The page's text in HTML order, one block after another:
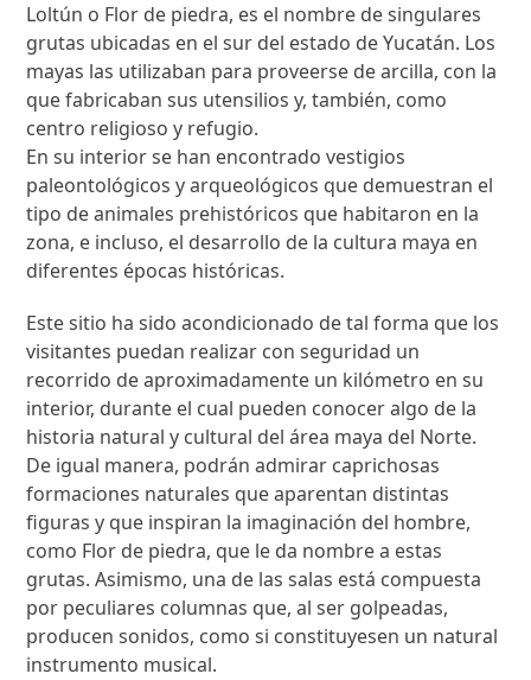
Loltún o Flor de piedra, es el nombre de singulares
grutas ubicadas en el sur del estado de Yucatán. Los
mayas las utilizaban para proveerse de arcilla, con la
que fabricaban sus utensilios y, también, como
centro religioso y refugio.
En su interior se han encontrado vestigios
paleontológicos y arqueológicos que demuestran el
tipo de animales prehistóricos que habitaron en la
zona, e incluso, el desarrollo de la cultura maya en
diferentes épocas históricas.
Este sitio ha sido acondicionado de tal forma que los
visitantes puedan realizar con seguridad un
recorrido de aproximadamente un kilómetro en su
interior, durante el cual pueden conocer algo de la
historia natural y cultural del área maya del Norte.
De igual manera, podrán admirar caprichosas
formaciones naturales que aparentan distintas
figuras y que inspiran la imaginación del hombre,
como Flor de piedra, que le da nombre a estas
grutas. Asimismo, una de las salas está compuesta
por peculiares columnas que, al ser golpeadas,
producen sonidos, como si constituyesen un natural
instrumento musical.